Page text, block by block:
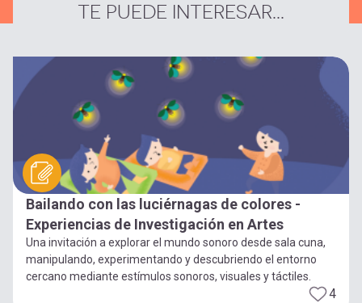
TE PUEDE INTERESAR...
Bailando con las luciérnagas de colores -
Experiencias de Investigación en Artes
Una invitación a explorar el mundo sonoro desde sala cuna,
manipulando, experimentando y descubriendo el entorno
cercano mediante estímulos sonoros, visuales y táctiles.
4